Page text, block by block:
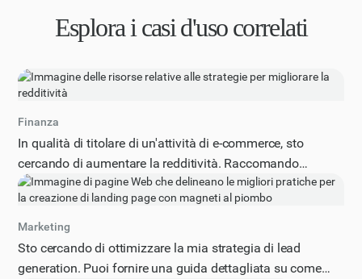
Esplora i casi d'uso correlati
Finanza
In qualità di titolare di un'attività di e-commerce, sto
cercando di aumentare la redditività. Raccomando
strategie specifiche per migliorare la redditività del mio
negozio online, considerando fattori quali i costi di
acquisizione dei clienti, il valore medio degli ordini e
l'ottimizzazione della catena di fornitura. Fornisci un
elenco di almeno 5 suggerimenti attuabili, compresi
Marketing
Sto cercando di ottimizzare la mia strategia di lead
generation. Puoi fornire una guida dettagliata su come